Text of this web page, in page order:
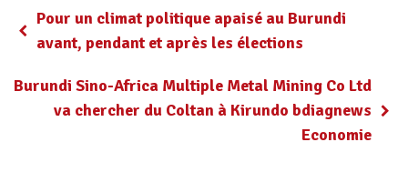
Pour un climat politique apaisé au Burundi
avant, pendant et après les élections
Burundi Sino-Africa Multiple Metal Mining Co Ltd
va chercher du Coltan à Kirundo bdiagnews
Economie